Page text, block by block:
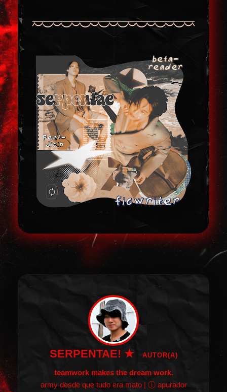
SERPENTAE! ★ AUTOR(A)
teamwork makes the dream work.
army desde que tudo era mato | ⓘ apurador